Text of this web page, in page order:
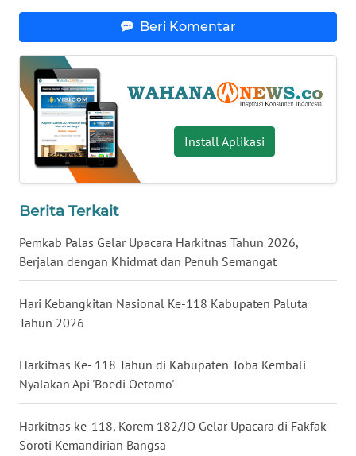
Beri Komentar
Install Aplikasi
Berita Terkait
Pemkab Palas Gelar Upacara Harkitnas Tahun 2026,
Berjalan dengan Khidmat dan Penuh Semangat
Hari Kebangkitan Nasional Ke-118 Kabupaten Paluta
Tahun 2026
Harkitnas Ke- 118 Tahun di Kabupaten Toba Kembali
Nyalakan Api 'Boedi Oetomo'
Harkitnas ke-118, Korem 182/JO Gelar Upacara di Fakfak
Soroti Kemandirian Bangsa
WN
JOGJA
WN
JATIM
BALI
WN
KALBAR
KALTENG
WN
KALTARA
WN
KALSEL